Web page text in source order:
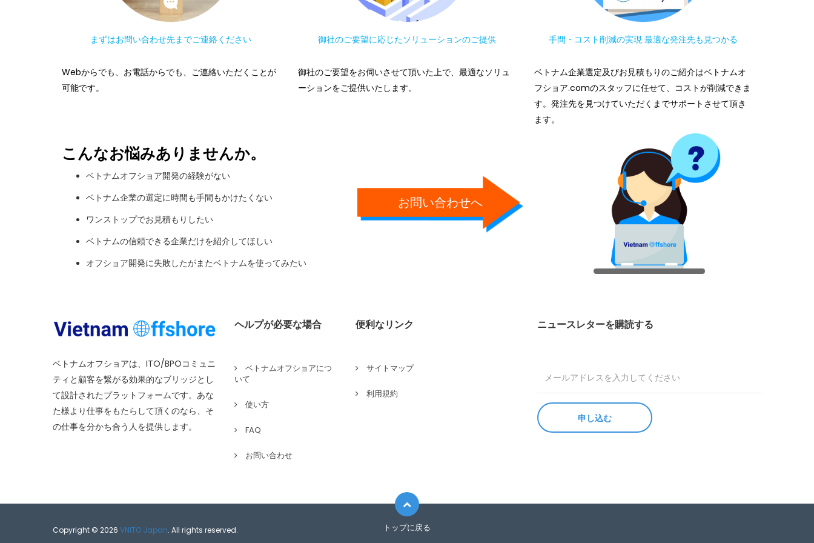
まずはお問い合わせ先までご連絡ください
Webからでも、お電話からでも、ご連絡いただくことが
可能です。
御社のご要望に応じたソリューションのご提供
御社のご要望をお伺いさせて頂いた上で、最適なソリュ
ーションをご提供いたします。
手間・コスト削減の実現 最適な発注先も見つかる
ベトナム企業選定及びお見積もりのご紹介はベトナムオ
フショア.comのスタッフに任せて、コストが削減できま
す。発注先を見つけていただくまでサポートさせて頂き
ます。
こんなお悩みありませんか。
ベトナムオフショア開発の経験がない
ベトナム企業の選定に時間も手間もかけたくない
ワンストップでお見積もりしたい
ベトナムの信頼できる企業だけを紹介してほしい
オフショア開発に失敗したがまたベトナムを使ってみたい
お問い合わせへ
ベトナムオフショアは、ITO/BPOコミュニ
ティと顧客を繋がる効果的なブリッジとし
て設計されたプラットフォームです。あな
た様より仕事をもたらして頂くのなら、そ
の仕事を分かち合う人を提供します。
ヘルプが必要な場合
ベトナムオフショアにつ
いて
使い方
FAQ
お問い合わせ
便利なリンク
サイトマップ
利用規約
ニュースレターを購読する
Copyright © 2026 VNITO Japan. All rights reserved. トップに戻る